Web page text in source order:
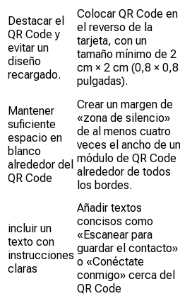
Destacar el
QR Code y
evitar un
diseño
recargado.
Colocar QR Code en
el reverso de la
tarjeta, con un
tamaño mínimo de 2
cm × 2 cm (0,8 × 0,8
pulgadas).
Mantener
suficiente
espacio en
blanco
alrededor del
QR Code
Crear un margen de
«zona de silencio»
de al menos cuatro
veces el ancho de un
módulo de QR Code
alrededor de todos
los bordes.
incluir un
texto con
instrucciones
claras
Añadir textos
concisos como
«Escanear para
guardar el contacto»
o «Conéctate
conmigo» cerca del
QR Code